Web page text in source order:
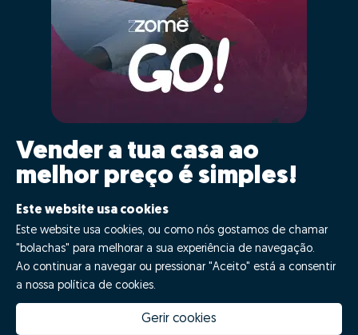
Vender a tua casa ao
melhor preço é simples!
Clica GO!
Quero fazer GO!
Este website usa cookies
Este website usa cookies, ou como nós gostamos de chamar
"bolachas" para melhorar a sua experiência de navegação.
Ao continuar a navegar ou pressionar "Aceito" está a consentir
a nossa política de cookies.
Gerir cookies